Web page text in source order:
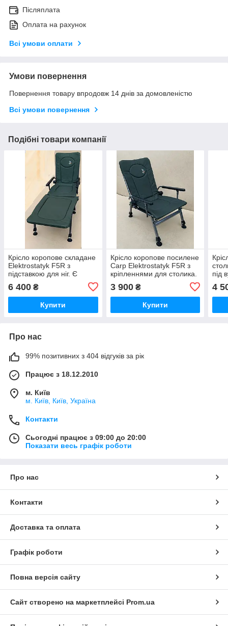
Післяплата
Оплата на рахунок
Всі умови оплати
Умови повернення
Повернення товару впродовж 14 днів за домовленістю
Всі умови повернення
Подібні товари компанії
Крісло коропове складане
Elektrostatyk F5R з
підставкою для ніг. Є
6 400 ₴
Купити
Крісло коропове посилене
Carp Elektrostatyk F5R з
кріпленнями для столика.
3 900₴
Купити
під
4
Про нас
99% позитивних з 404 відгуків за рік
Працює з 18.12.2010
м. Київ
м. Київ, Київ, Україна
Контакти
Сьогодні працює з 09:00 до 20:00
Показати весь графік роботи
Про нас
Контакти
Доставка та оплата
Графік роботи
Повна версія сайту
Сайт створено на маркетплейсі Prom.ua